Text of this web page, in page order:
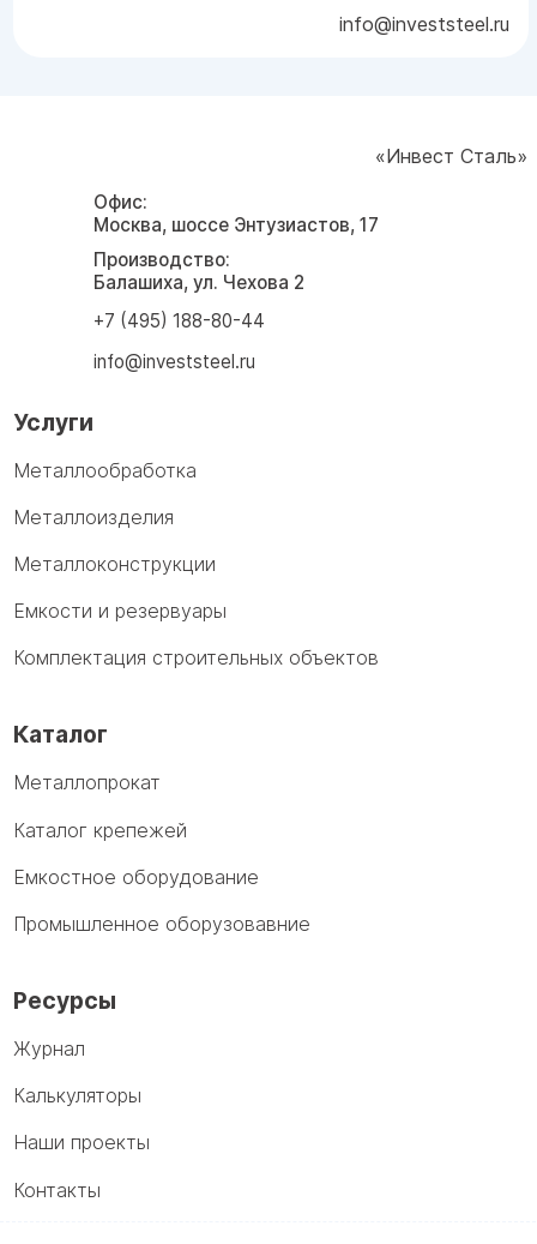
info@investsteel.ru
«Инвест Сталь»
Офис:
Москва, шоссе Энтузиастов, 17
Производство:
Балашиха, ул. Чехова 2
+7 (495) 188-80-44
info@investsteel.ru
Услуги
Металлообработка
Металлоизделия
Металлоконструкции
Емкости и резервуары
Комплектация строительных объектов
Каталог
Металлопрокат
Каталог крепежей
Емкостное оборудование
Промышленное оборузовавние
Ресурсы
Журнал
Калькуляторы
Наши проекты
Контакты